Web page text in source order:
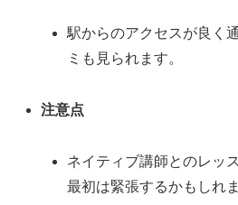
駅からのアクセスが良く
ミも見られます。
注意点
ネイティブ講師とのレッ
最初は緊張するかもしれ